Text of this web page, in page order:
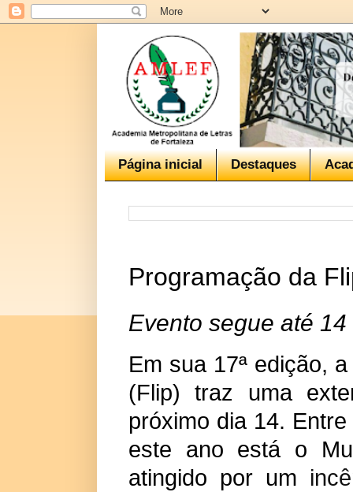
Página inicial Destaques
Programação da
Evento segue até
Em sua 17ª edição,
(Flip) traz uma
próximo dia 14.
este ano está o
atingido por um